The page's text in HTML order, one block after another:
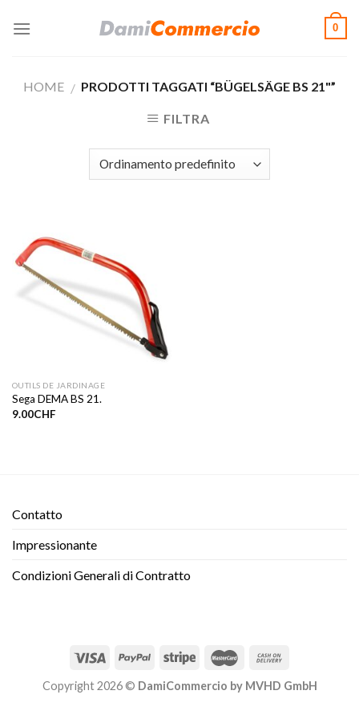
0
HOME / PRODOTTI TAGGATI “BÜGELSÄGE BS 21"”
FILTRA
OUTILS DE JARDINAGE
Sega DEMA BS 21.
9.00CHF
Contatto​
Impressionante
Condizioni Generali di Contratto
Copyright 2026 © DamiCommercio by MVHD GmbH